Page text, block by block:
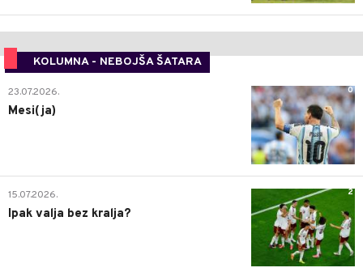
KOLUMNA - NEBOJŠA ŠATARA
0
23.07.2026.
Mesi(ja)
2
15.07.2026.
Ipak valja bez kralja?